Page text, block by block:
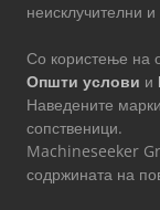
неисклучителни
Со користење на
Општи услови и
Наведените
сопственици.
Machineseeker
содржината на